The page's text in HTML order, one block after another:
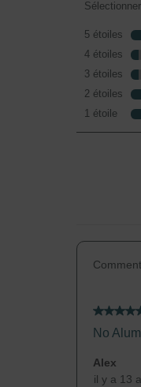
5 étoiles
4 étoiles
3 étoiles
2 étoiles
1 étoile étoiles
5 étoile(s)
No
Alex
il y a 13